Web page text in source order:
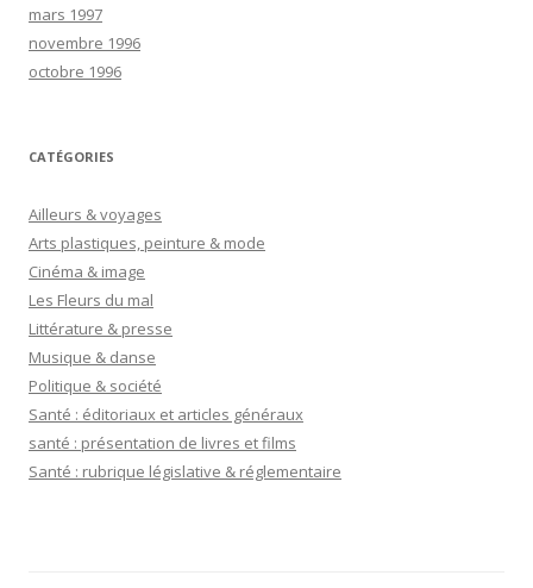
mars 1997
novembre 1996
octobre 1996
CATÉGORIES
Ailleurs & voyages
Arts plastiques, peinture & mode
Cinéma & image
Les Fleurs du mal
Littérature & presse
Musique & danse
Politique & société
Santé : éditoriaux et articles généraux
santé : présentation de livres et films
Santé : rubrique législative & réglementaire